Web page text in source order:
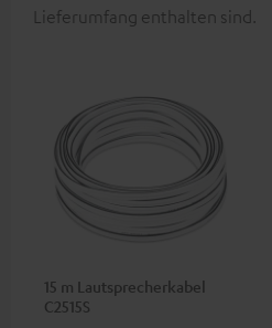
Lieferumfang enthalten sind.
15 m Lautsprecherkabel
C2515S